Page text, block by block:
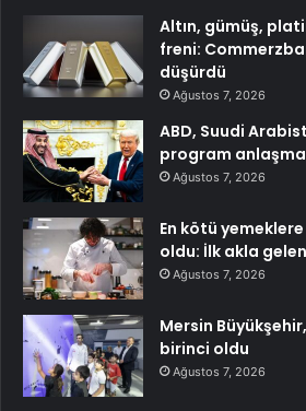
Altın, gümüş,
freni:
düşürdü
Ağustos 7, 2026
ABD, Suudi
program
Ağustos 7, 2026
En kötü
oldu: İlk akla
Ağustos 7, 2026
Mersin
birinci oldu
Ağustos 7, 2026